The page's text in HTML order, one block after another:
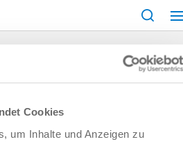
Cookies
um Inhalte und Anzeigen zu
클램핑 및 브레이킹 엘
원형 가이드 및 샤프트 가이드